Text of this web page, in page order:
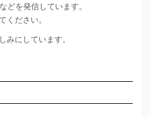
どを発信しています。
ください。
みにしています。